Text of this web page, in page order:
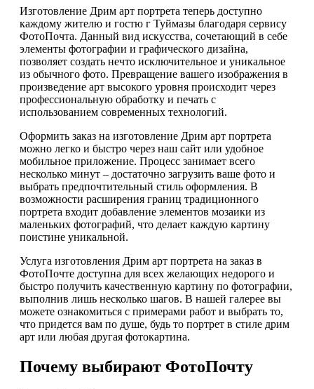
Изготовление Дрим арт портрета теперь доступно
каждому жителю и гостю г Туймазы благодаря сервису
ФотоПочта. Данный вид искусства, сочетающий в себе
элементы фотографии и графического дизайна,
позволяет создать нечто исключительное и уникальное
из обычного фото. Превращение вашего изображения в
произведение арт высокого уровня происходит через
профессиональную обработку и печать с
использованием современных технологий.
Оформить заказ на изготовление Дрим арт портрета
можно легко и быстро через наш сайт или удобное
мобильное приложение. Процесс занимает всего
несколько минут – достаточно загрузить ваше фото и
выбрать предпочтительный стиль оформления. В
возможности расширения границ традиционного
портрета входит добавление элементов мозаики из
маленьких фотографий, что делает каждую картину
поистине уникальной.
Услуга изготовления Дрим арт портрета на заказ в
ФотоПочте доступна для всех желающих недорого и
быстро получить качественную картину по фотографии,
выполнив лишь несколько шагов. В нашей галерее вы
можете ознакомиться с примерами работ и выбрать то,
что придется вам по душе, будь то портрет в стиле дрим
арт или любая другая фотокартина.
Почему выбирают ФотоПочту